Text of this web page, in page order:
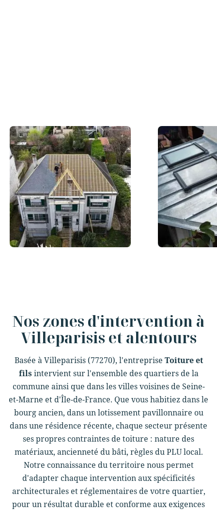
Nos zones d'intervention à
Villeparisis et alentours
Basée à Villeparisis (77270), l'entreprise Toiture et
fils intervient sur l'ensemble des quartiers de la
commune ainsi que dans les villes voisines de Seine-
et-Marne et d'Île-de-France. Que vous habitiez dans le
bourg ancien, dans un lotissement pavillonnaire ou
dans une résidence récente, chaque secteur présente
ses propres contraintes de toiture : nature des
matériaux, ancienneté du bâti, règles du PLU local.
Notre connaissance du territoire nous permet
d'adapter chaque intervention aux spécificités
architecturales et réglementaires de votre quartier,
pour un résultat durable et conforme aux exigences